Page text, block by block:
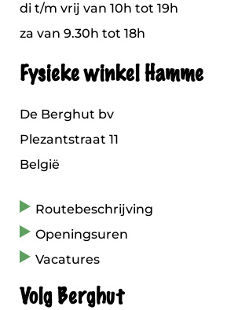
di t/m vrij van 10h tot 19h
za van 9.30h tot 18h
Fysieke winkel Hamme
De Berghut bv
Plezantstraat 11
België
Routebeschrijving
Openingsuren
Vacatures
Volg Berghut